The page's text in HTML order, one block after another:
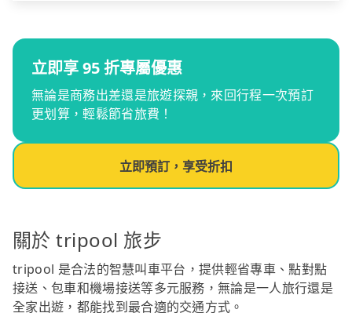
立即享 95 折專屬優惠
無論是商務出差還是旅遊探親，來回行程一次預訂
更划算，輕鬆節省旅費！
立即預訂，享受折扣
關於 tripool 旅步
tripool 是合法的智慧叫車平台，提供輕省專車、點對點
接送、包車和機場接送等多元服務，無論是一人旅行還是
全家出遊，都能找到最合適的交通方式。